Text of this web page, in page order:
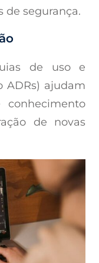
de segurança.
de uso e
ADRs) ajudam
de novas